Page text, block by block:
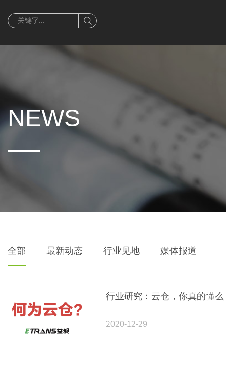
动态 行业见地 媒体报道
社会招聘
NEWS
全部 最新动态 行业见地 媒体报道
行业研究：云仓，你真的懂么
2020-12-29